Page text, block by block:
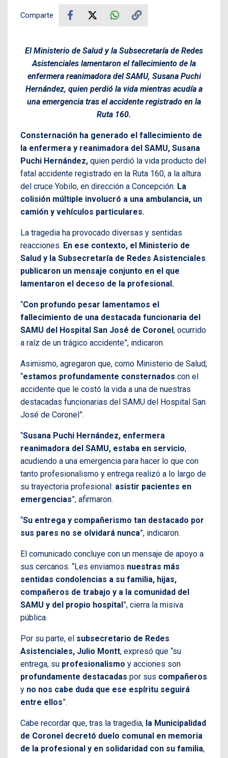
Comparte
El Ministerio de Salud y la Subsecretaría de Redes
Asistenciales lamentaron el fallecimiento de la
enfermera reanimadora del SAMU, Susana Puchi
Hernández, quien perdió la vida mientras acudía a
una emergencia tras el accidente registrado en la
Ruta 160.
Consternación ha generado el fallecimiento de
la enfermera y reanimadora del SAMU, Susana
Puchi Hernández, quien perdió la vida producto del
fatal accidente registrado en la Ruta 160, a la altura
del cruce Yobilo, en dirección a Concepción. La
colisión múltiple involucró a una ambulancia, un
camión y vehículos particulares.
La tragedia ha provocado diversas y sentidas
reacciones. En ese contexto, el Ministerio de
Salud y la Subsecretaría de Redes Asistenciales
publicaron un mensaje conjunto en el que
lamentaron el deceso de la profesional.
“Con profundo pesar lamentamos el
fallecimiento de una destacada funcionaria del
SAMU del Hospital San José de Coronel, ocurrido
a raíz de un trágico accidente”, indicaron.
Asimismo, agregaron que, como Ministerio de Salud,
“estamos profundamente consternados con el
accidente que le costó la vida a una de nuestras
destacadas funcionarias del SAMU del Hospital San
José de Coronel”.
“Susana Puchi Hernández, enfermera
reanimadora del SAMU, estaba en servicio,
acudiendo a una emergencia para hacer lo que con
tanto profesionalismo y entrega realizó a lo largo de
su trayectoria profesional: asistir pacientes en
emergencias”, afirmaron.
“Su entrega y compañerismo tan destacado por
sus pares no se olvidará nunca”, indicaron.
El comunicado concluye con un mensaje de apoyo a
sus cercanos. “Les enviamos nuestras más
sentidas condolencias a su familia, hijas,
compañeros de trabajo y a la comunidad del
SAMU y del propio hospital”, cierra la misiva
pública.
Por su parte, el subsecretario de Redes
Asistenciales, Julio Montt, expresó que “su
entrega, su profesionalismo y acciones son
profundamente destacadas por sus compañeros
y no nos cabe duda que ese espíritu seguirá
entre ellos”.
Cabe recordar que, tras la tragedia, la Municipalidad
de Coronel decretó duelo comunal en memoria
de la profesional y en solidaridad con su familia,